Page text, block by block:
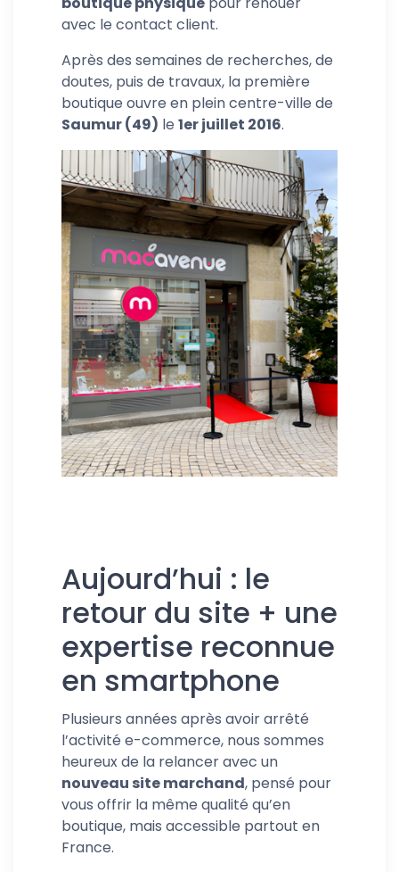
avec le contact client.
Après des semaines de recherches, de
doutes, puis de travaux, la première
boutique ouvre en plein centre-ville de
Saumur (49) le 1er juillet 2016.
Aujourd’hui : le
retour du site + une
expertise reconnue
en smartphone
Plusieurs années après avoir arrêté
l’activité e-commerce, nous sommes
heureux de la relancer avec un
nouveau site marchand, pensé pour
vous offrir la même qualité qu’en
boutique, mais accessible partout en
France.